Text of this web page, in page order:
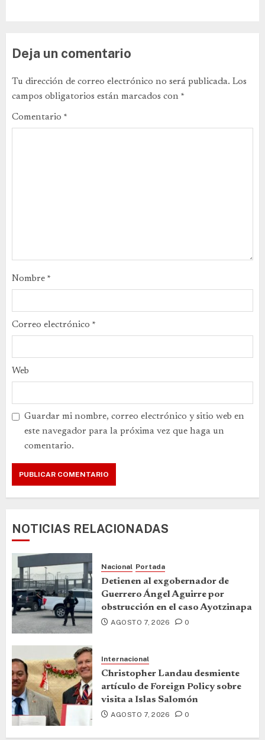
Deja un comentario
Tu dirección de correo electrónico no será publicada. Los
campos obligatorios están marcados con *
Comentario *
Nombre *
Correo electrónico *
Web
Guardar mi nombre, correo electrónico y sitio web en
este navegador para la próxima vez que haga un
comentario.
NOTICIAS RELACIONADAS
Nacional Portada
Detienen al exgobernador de
Guerrero Ángel Aguirre por
obstrucción en el caso Ayotzinapa
AGOSTO 7, 2026 0
Internacional
Christopher Landau desmiente
artículo de Foreign Policy sobre
visita a Islas Salomón
AGOSTO 7, 2026 0